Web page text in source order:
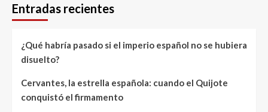
Entradas recientes
¿Qué habría pasado si el imperio español no se hubiera
disuelto?
Cervantes, la estrella española: cuando el Quijote
conquistó el firmamento